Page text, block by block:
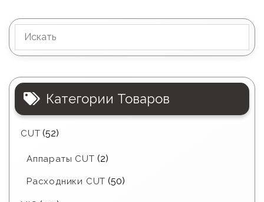
Категории Товаров
CUT (52)
Аппараты CUT (2)
Расходники CUT (50)